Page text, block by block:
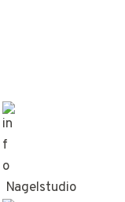
Nagelstudio